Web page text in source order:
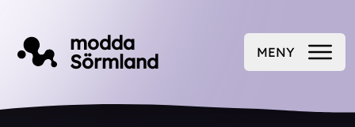
modda
Sörmland
ÖPPNA
MENY